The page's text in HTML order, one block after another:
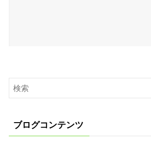
ブログコンテンツ